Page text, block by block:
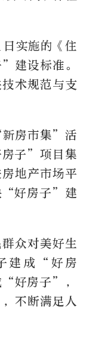
实施的《住
建设标准。
术规范与支
房市集”活
房子”项目集
地产市场平
“好房子”建
众对美好生
建成“好房
好房子”，
不断满足人